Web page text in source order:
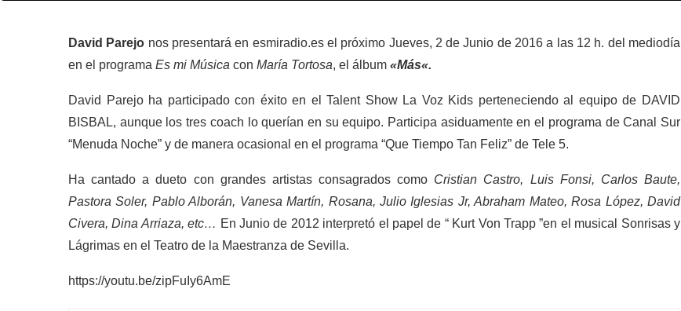
David Parejo nos presentará en esmiradio.es el próximo Jueves, 2 de Junio de 2016 a las 12 h. del mediodía
en el programa Es mi Música con María Tortosa, el álbum «Más«.
David Parejo ha participado con éxito en el Talent Show La Voz Kids perteneciendo al equipo de DAVID
BISBAL, aunque los tres coach lo querían en su equipo. Participa asiduamente en el programa de Canal Sur
“Menuda Noche” y de manera ocasional en el programa “Que Tiempo Tan Feliz” de Tele 5.
Ha cantado a dueto con grandes artistas consagrados como Cristian Castro, Luis Fonsi, Carlos Baute,
Pastora Soler, Pablo Alborán, Vanesa Martín, Rosana, Julio Iglesias Jr, Abraham Mateo, Rosa López, David
Civera, Dina Arriaza, etc… En Junio de 2012 interpretó el papel de “ Kurt Von Trapp ”en el musical Sonrisas y
Lágrimas en el Teatro de la Maestranza de Sevilla.
https://youtu.be/zipFuIy6AmE